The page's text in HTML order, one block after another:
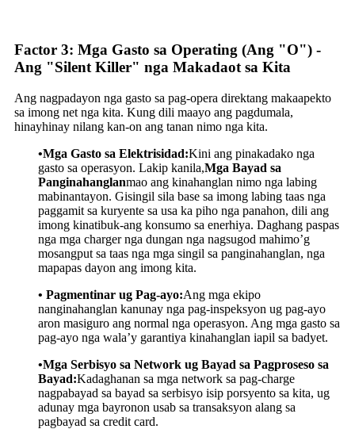
Factor 3: Mga Gasto sa Operating (Ang "O") -
Ang "Silent Killer" nga Makadaot sa Kita
Ang nagpadayon nga gasto sa pag-opera direktang makaapekto
sa imong net nga kita. Kung dili maayo ang pagdumala,
hinayhinay nilang kan-on ang tanan nimo nga kita.
•Mga Gasto sa Elektrisidad:Kini ang pinakadako nga
gasto sa operasyon. Lakip kanila,Mga Bayad sa
Panginahanglanmao ang kinahanglan nimo nga labing
mabinantayon. Gisingil sila base sa imong labing taas nga
paggamit sa kuryente sa usa ka piho nga panahon, dili ang
imong kinatibuk-ang konsumo sa enerhiya. Daghang paspas
nga mga charger nga dungan nga nagsugod mahimo’g
mosangput sa taas nga mga singil sa panginahanglan, nga
mapapas dayon ang imong kita.
• Pagmentinar ug Pag-ayo:Ang mga ekipo
nanginahanglan kanunay nga pag-inspeksyon ug pag-ayo
aron masiguro ang normal nga operasyon. Ang mga gasto sa
pag-ayo nga wala’y garantiya kinahanglan iapil sa badyet.
•Mga Serbisyo sa Network ug Bayad sa Pagproseso sa
Bayad:Kadaghanan sa mga network sa pag-charge
nagpabayad sa bayad sa serbisyo isip porsyento sa kita, ug
adunay mga bayronon usab sa transaksyon alang sa
pagbayad sa credit card.